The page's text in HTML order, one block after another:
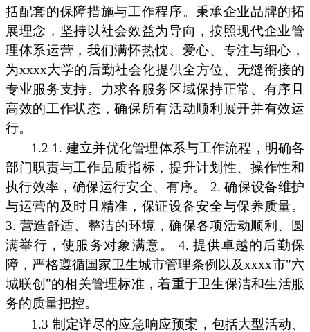
括配套的保障措施与工作程序。秉承企业品牌的拓
展理念，坚持以社会效益为导向，按照现代企业管
理体系运营，我们满怀热忱、爱心、专注与细心，
为xxxx大学的后勤社会化提供全方位、无缝衔接的
专业服务支持。力求各服务区域保持正常、有序且
高效的工作状态，确保所有活动顺利展开并有效运
行。
1.2 1. 建立并优化管理体系与工作流程，明确各
部门职责与工作品质指标，提升计划性、操作性和
执行效率，确保运行安全、有序。 2. 确保设备维护
与运营的及时且精准，保证设备安全与保养质量。
3. 营造舒适、整洁的环境，确保各项活动顺利、圆
满举行，使服务对象满意。 4. 提供卓越的后勤保
障，严格遵循国家卫生城市管理条例以及xxxx市"六
城联创"的相关管理标准，着重于卫生保洁和生活服
务的质量把控。
1.3 制定详尽的应急响应预案，包括大型活动、